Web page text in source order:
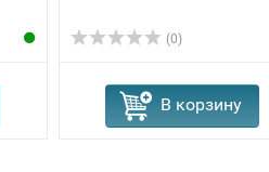
(0)
В корзину